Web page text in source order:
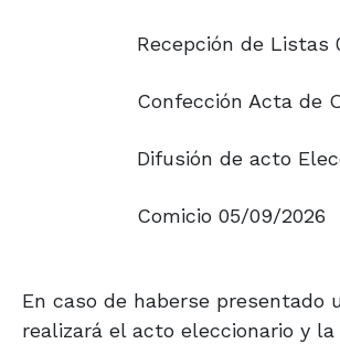
Recepción de Listas
Confección Acta de
Difusión de acto
Comicio 05/09/2026
En caso de haberse presentado
realizará el acto eleccionario y la